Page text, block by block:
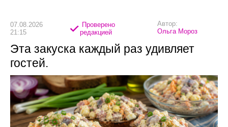
07.08.2026
21:15
Проверено
редакцией
Автор:
Ольга Мороз
Эта закуска каждый раз удивляет
гостей.